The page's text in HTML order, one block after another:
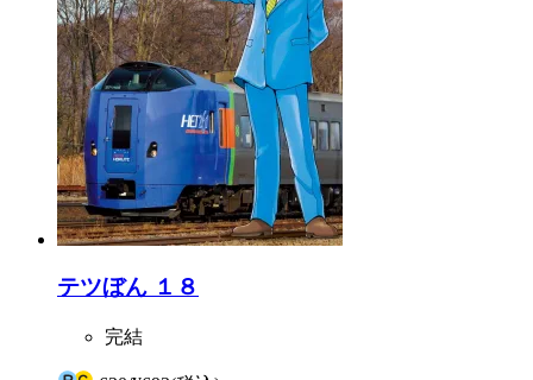
テツぼん １８
完結